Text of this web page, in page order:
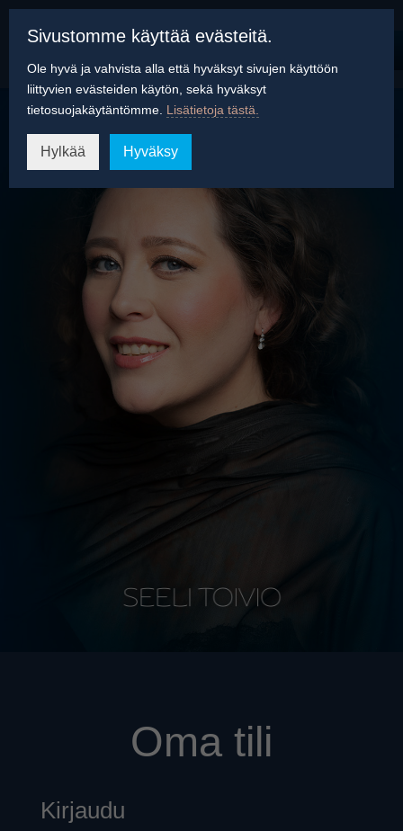
Oma tili
Kirjaudu
Sivustomme käyttää evästeitä.
Ole hyvä ja vahvista alla että hyväksyt sivujen käyttöön
liittyvien evästeiden käytön, sekä hyväksyt
tietosuojakäytäntömme. Lisätietoja tästä.
Hylkää Hyväksy